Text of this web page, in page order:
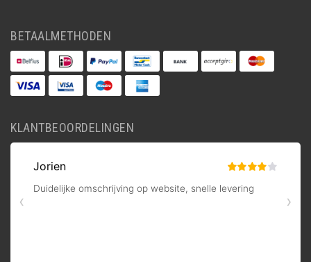
BETAALMETHODEN
KLANTBEOORDELINGEN